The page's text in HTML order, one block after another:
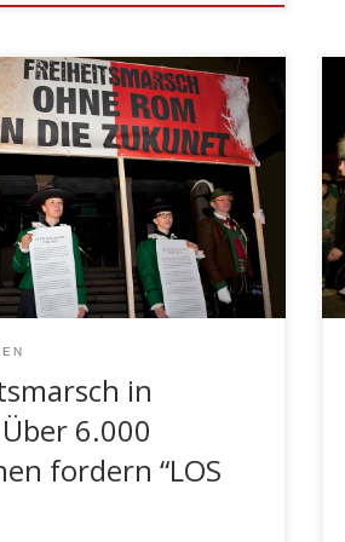
fordern “LOS VON
und diszipliniert ist
am 14. April 2012 in
welcher unter dem
in die Zukunft“ stand.
letzten Wochen
Teil auch schmutzigen –
gegen den Südtiroler
in
6.000
fordern “LOS